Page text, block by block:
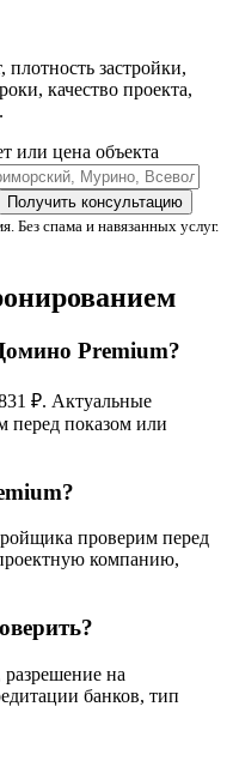
застройки,
качество проекта,
или цена объекта
Получить консультацию
Без спама и навязанных услуг.
Premium?
₽. Актуальные
перед показом или
проверим перед
компанию,
на
банков, тип